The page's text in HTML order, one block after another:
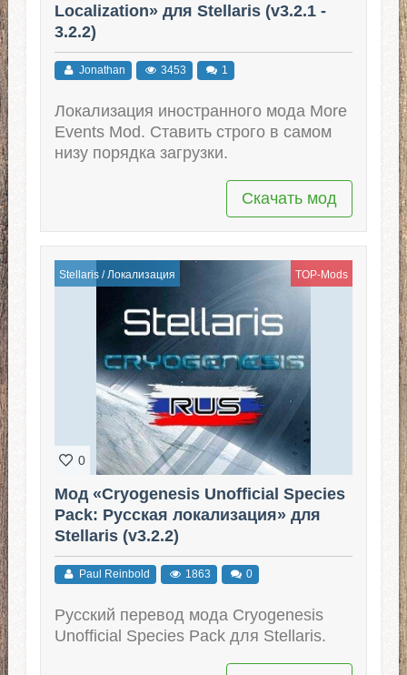
Localization» для Stellaris (v3.2.1 -
3.2.2)
Jonathan 3453 1
Локализация иностранного мода More
Events Mod. Ставить строго в самом
низу порядка загрузки.
Скачать мод
Stellaris/ Локализация TOP-Mods
0
Мод «Cryogenesis Unofficial Species
Pack: Русская локализация» для
Stellaris (v3.2.2)
Paul Reinbold 1863 0
Русский перевод мода Cryogenesis
Unofficial Species Pack для Stellaris.